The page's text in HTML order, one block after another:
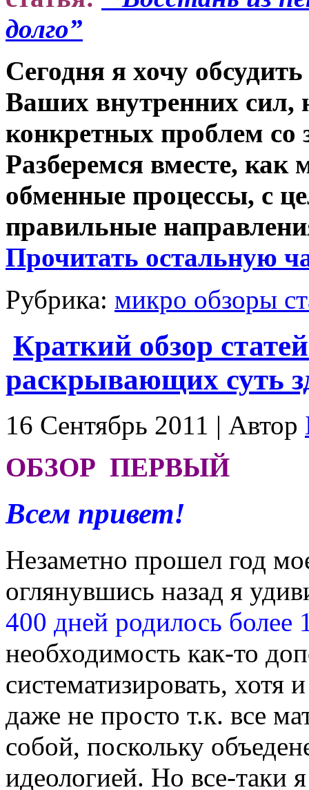
долго”
Сегодня я хочу
Ваших внутренних сил,
конкретных проблем со
Разберемся вместе, как
обменные процессы, с
правильные
Прочитать остальную
Рубрика: микро обзоры
Краткий обзор
раскрывающих суть
16 Сентябрь 2011 | Автор
ОБЗОР ПЕРВЫЙ
Всем привет!
Незаметно прошел год
оглянувшись назад я
400 дней родилось более
необходимость как-то
систематизировать, хотя
даже не просто т.к. все
собой, поскольку
идеологией. Но все-таки